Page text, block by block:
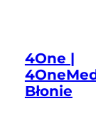
4One |
Błonie